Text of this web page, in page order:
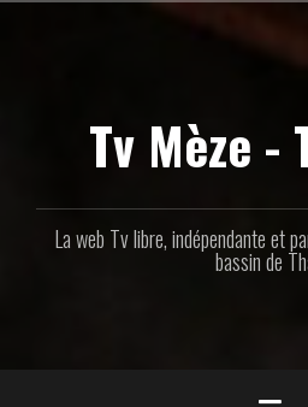
Tv Mèze -
La web Tv libre, indépendante et
bassin de